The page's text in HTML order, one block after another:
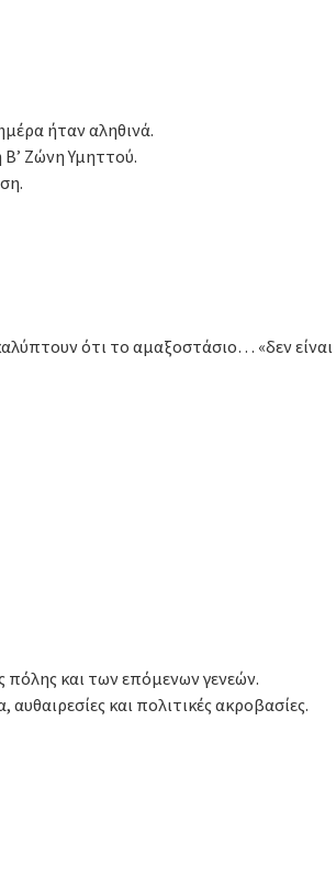
ήταν αληθινά.
Β’ Ζώνη Υμηττού.
ότι το αμαξοστάσιο… «δεν
πόλης και των επόμενων γενεών.
και πολιτικές ακροβασίες.